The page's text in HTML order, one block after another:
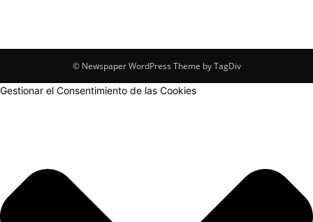
© Newspaper WordPress Theme by TagDiv
Gestionar el Consentimiento de las Cookies